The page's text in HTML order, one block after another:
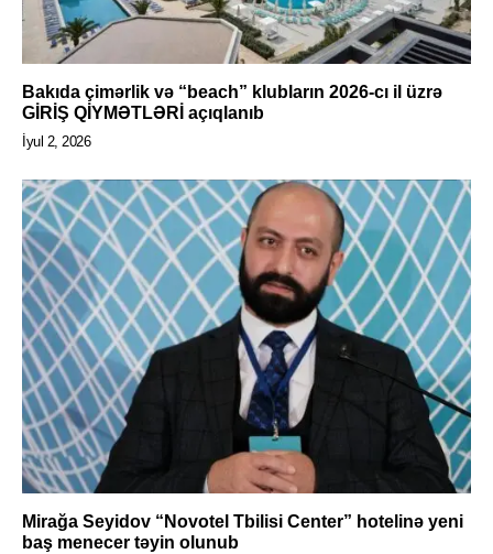
Bakıda çimərlik və “beach” klubların 2026-cı il üzrə
GİRİŞ QİYMƏTLƏRİ açıqlanıb
İyul 2, 2026
Mirağa Seyidov “Novotel Tbilisi Center” hotelinə yeni
baş menecer təyin olunub